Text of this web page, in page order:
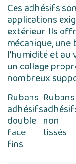
Ces adhésifs
applications
extérieur. Ils
mécanique, une
l’humidité et
un collage
nombreux
Rubans
adhésifs
double
face
fins
Rubans
non
tissés